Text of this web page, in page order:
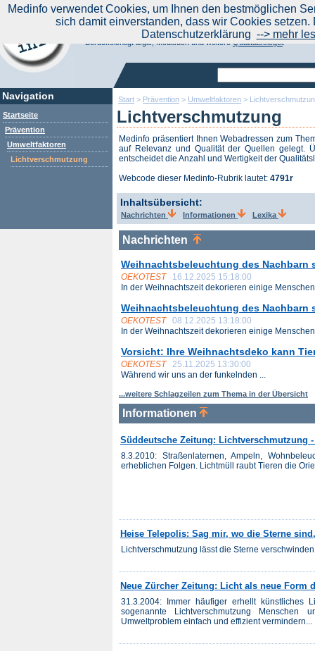
Start > Prävention > Umweltfaktoren >
Lichtverschmutzung
Medinfo präsentiert Ihnen Webadressen zum
auf Relevanz und Qualität der Quellen gelegt.
entscheidet die Anzahl und Wertigkeit der
Webcode dieser Medinfo-Rubrik lautet: 4791r
Inhaltsübersicht:
Nachrichten Informationen Lexika
Nachrichten
Weihnachtsbeleuchtung des Nachbarn
OEKOTEST
16.12.2025 15:18:00
In der Weihnachtszeit dekorieren einige
Weihnachtsbeleuchtung des Nachbarn
OEKOTEST
08.12.2025 13:18:00
In der Weihnachtszeit dekorieren einige
Vorsicht: Ihre Weihnachtsdeko kann
OEKOTEST
25.11.2025 13:30:00
Während wir uns an der funkelnden ...
...weitere Schlagzeilen zum Thema in der Übersicht
Informationen
Süddeutsche Zeitung: Lichtverschmutzung
8.3.2010: Straßenlaternen, Ampeln,
erheblichen Folgen. Lichtmüll raubt Tieren die
Heise Telepolis: Sag mir, wo die Sterne
Lichtverschmutzung lässt die Sterne
Neue Zürcher Zeitung: Licht als neue Form
31.3.2004: Immer häufiger erhellt künstliches
sogenannte Lichtverschmutzung
Umweltproblem einfach und effizient vermindern...
Navigation
Startseite
Prävention
Umweltfaktoren
Lichtverschmutzung
Aktuelle Nachrichten|
Suchen Sie noch oder Finden Sie schon?
Medinfo.de - Meta-Portal für Gesundheitsthemen
Berücksichtigt afgis, Medisuch und weitereQualitätssiegel.
Medinfo verwendet Cookies, um Ihnen den bestmöglichen
sich damit einverstanden, dass wir Cookies
Datenschutzerklärung --> mehr